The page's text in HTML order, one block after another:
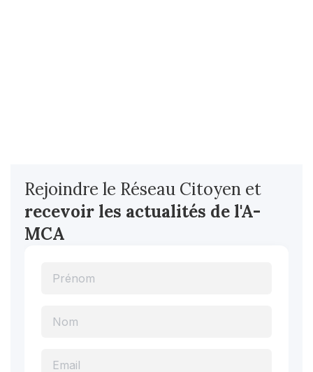
Rejoindre le Réseau Citoyen et
recevoir les actualités de l'A-
MCA